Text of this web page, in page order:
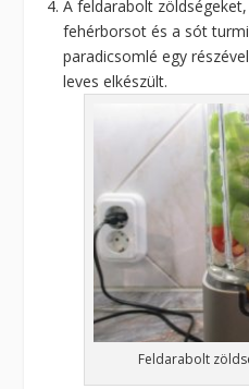
A feldarabolt
fehérborsot és a sót
paradicsomlé egy
leves elkészült.
Feldarabolt